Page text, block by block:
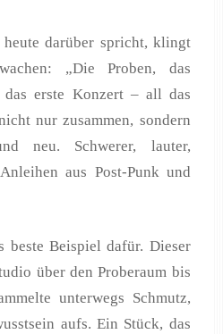
darüber spricht, klingt
„Die Proben, das
das erste Konzert – all das
nur zusammen, sondern
neu. Schwerer, lauter,
aus Post‑Punk und
beste Beispiel dafür. Dieser
über den Proberaum bis
unterwegs Schmutz,
aufs. Ein Stück, das